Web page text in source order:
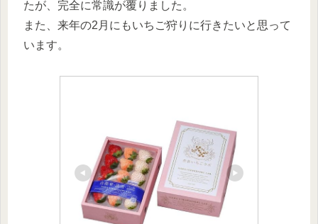
たが、完全に常識が覆りました。
また、来年の2月にもいちご狩りに行きたいと思って
います。